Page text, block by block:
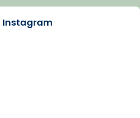
de Barcelona
Instagram